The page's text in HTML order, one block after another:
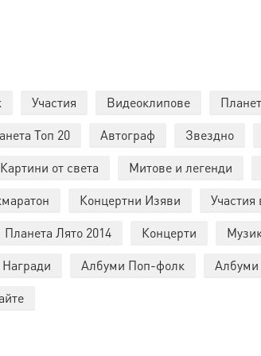
Участия Видеоклипове
Топ 20 Автограф Звездно
Картини от света Митове и легенди
Концертни Изяви
Планета Лято 2014 Концерти
Награди Албуми Поп-фолк